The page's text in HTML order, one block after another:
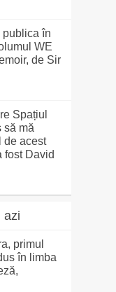
publica în
WE
de Sir
Spațiul
să mă
de acest
fost David
azi
primul
în limba